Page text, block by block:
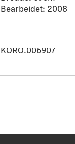
Bearbeidet: 2008
KORO.006907